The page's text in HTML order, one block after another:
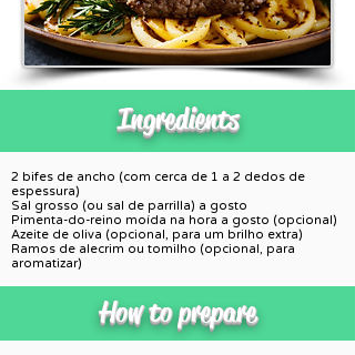
Ingredients
2 bifes de ancho (com cerca de 1 a 2 dedos de
espessura)
Sal grosso (ou sal de parrilla) a gosto
Pimenta-do-reino moída na hora a gosto (opcional)
Azeite de oliva (opcional, para um brilho extra)
Ramos de alecrim ou tomilho (opcional, para
aromatizar)
How to prepare